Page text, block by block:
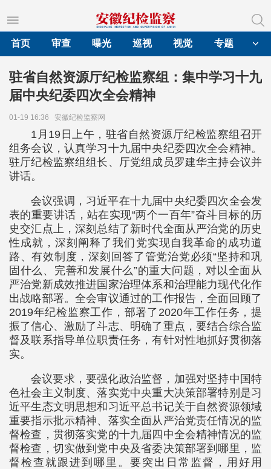
首页
审查 曝光 巡视 视觉 专题
驻省自然资源厅纪检监察组：集中学习十九
届中央纪委四次全会精神
01-19 16:36 安徽纪检监察网
1月19日上午，驻省自然资源厅纪检监察组召开
组务会议，认真学习十九届中央纪委四次全会精神。
驻厅纪检监察组组长、厅党组成员罗建华主持会议并
讲话。
会议强调，习近平在十九届中央纪委四次全会发
表的重要讲话，站在实现“两个一百年”奋斗目标的历
史交汇点上，深刻总结了新时代全面从严治党的历史
性成就，深刻阐释了我们党实现自我革命的成功道
路、有效制度，深刻回答了管党治党必须“坚持和巩
固什么、完善和发展什么”的重大问题，对以全面从
严治党新成效推进国家治理体系和治理能力现代化作
出战略部署。全会审议通过的工作报告，全面回顾了
2019年纪检监察工作，部署了2020年工作任务，提
振了信心、激励了斗志、明确了重点，要结合综合监
督及联系指导单位职责任务，有针对性地抓好贯彻落
实。
会议要求，要强化政治监督，加强对坚持中国特
色社会主义制度、落实党中央重大决策部署特别是习
近平生态文明思想和习近平总书记关于自然资源领域
重要指示批示精神、落实全面从严治党责任情况的监
督检查，贯彻落实党的十九届四中全会精神情况的监
督检查，切实做到党中央及省委决策部署到哪里，监
督检查就跟进到哪里。要突出日常监督，用好用